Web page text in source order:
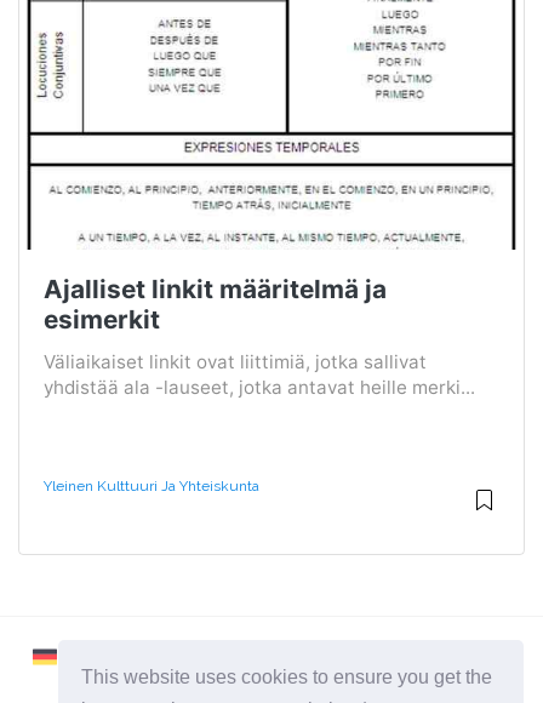
This website uses cookies to ensure you get the
Ajalliset linkit määritelmä ja
esimerkit
Väliaikaiset linkit ovat liittimiä, jotka sallivat
yhdistää ala -lauseet, jotka antavat heille merki...
Yleinen Kulttuuri Ja Yhteiskunta